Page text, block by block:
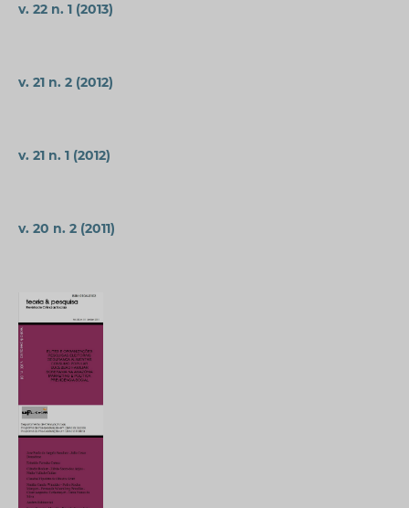
v. 22 n. 1 (2013)
v. 21 n. 2 (2012)
v. 21 n. 1 (2012)
v. 20 n. 2 (2011)